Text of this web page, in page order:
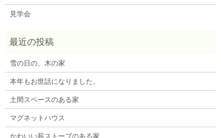
見学会
雪の日の、木の家
本年もお世話になりました。
土間スペースのある家
マグネットハウス
かわいい薪ストーブのある家